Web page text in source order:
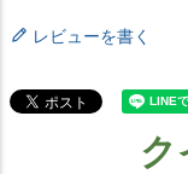
レビューを書く
ク